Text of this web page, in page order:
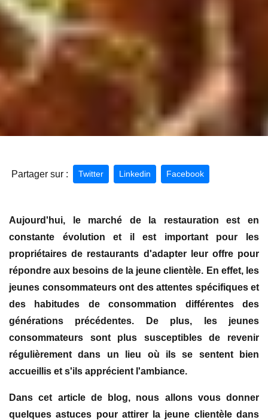
Partager sur : Twitter Linkedin Facebook
Aujourd'hui, le marché de la restauration est en
constante évolution et il est important pour les
propriétaires de restaurants d'adapter leur offre pour
répondre aux besoins de la jeune clientèle. En effet, les
jeunes consommateurs ont des attentes spécifiques et
des habitudes de consommation différentes des
générations précédentes. De plus, les jeunes
consommateurs sont plus susceptibles de revenir
régulièrement dans un lieu où ils se sentent bien
accueillis et s'ils apprécient l'ambiance.
Dans cet article de blog, nous allons vous donner
quelques astuces pour attirer la jeune clientèle dans